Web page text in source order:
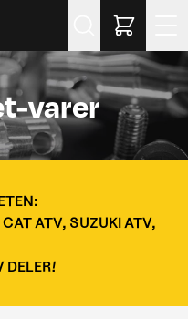
varer
ATV, SUZUKI ATV,
DELER!